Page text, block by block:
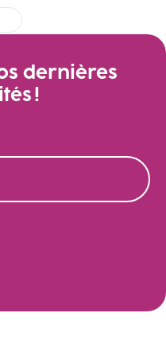
dernières
!